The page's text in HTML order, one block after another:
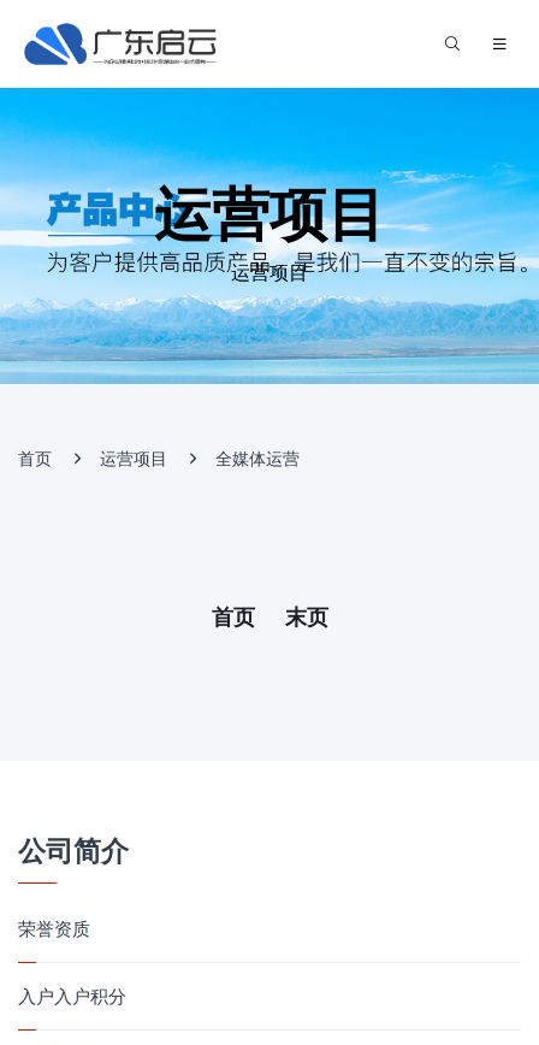
运营项目
运营项目
首页 运营项目 全媒体运营
首页 末页
公司简介
荣誉资质
入户入户积分